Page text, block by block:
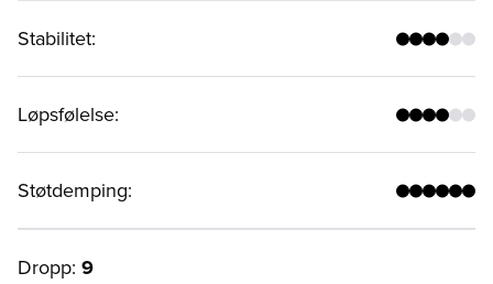
Stabilitet:
Løpsfølelse:
Støtdemping:
Dropp: 9